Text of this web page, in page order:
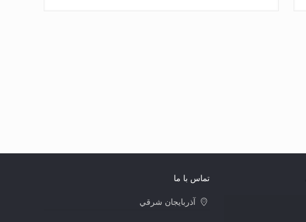
تماس با ما
آذربايجان شرقي